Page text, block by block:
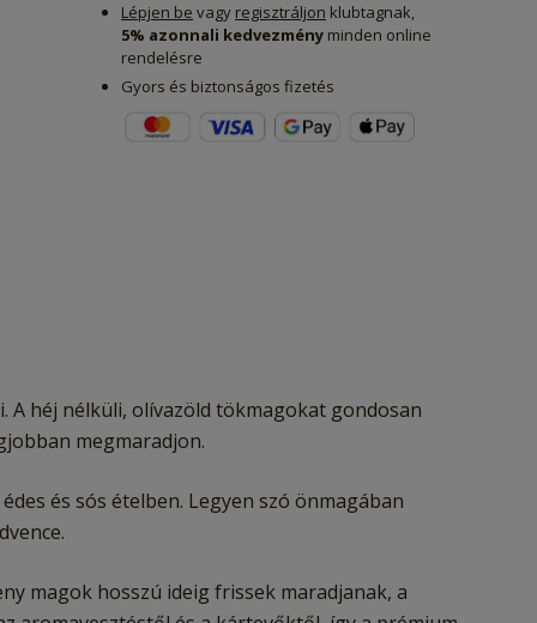
Lépjen be vagy regisztráljon klubtagnak,
5% azonnali kedvezmény minden online
rendelésre
Gyors és biztonságos fizetés
A héj nélküli, olívazöld tökmagokat gondosan
megmaradjon.
és sós ételben. Legyen szó önmagában
magok hosszú ideig frissek maradjanak, a